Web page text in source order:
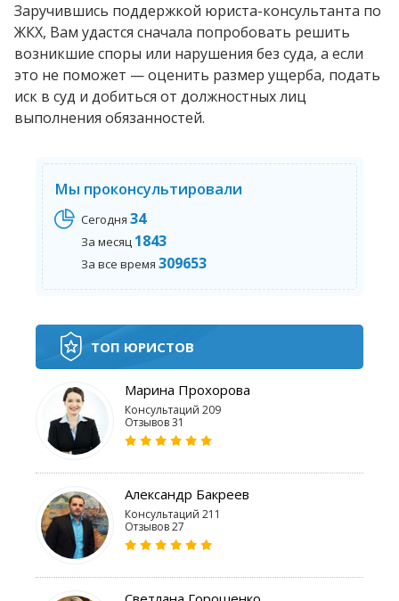
Заручившись поддержкой юриста-консультанта по
ЖКХ, Вам удастся сначала попробовать решить
возникшие споры или нарушения без суда, а если
это не поможет — оценить размер ущерба, подать
иск в суд и добиться от должностных лиц
выполнения обязанностей.
Мы проконсультировали
Сегодня 34
За месяц 1843
За все время 309653
ТОП ЮРИСТОВ
Марина Прохорова
Консультаций 209
Отзывов 31
Александр Бакреев
Консультаций 211
Отзывов 27